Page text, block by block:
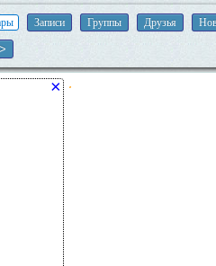
Записи Группы Друзья
×